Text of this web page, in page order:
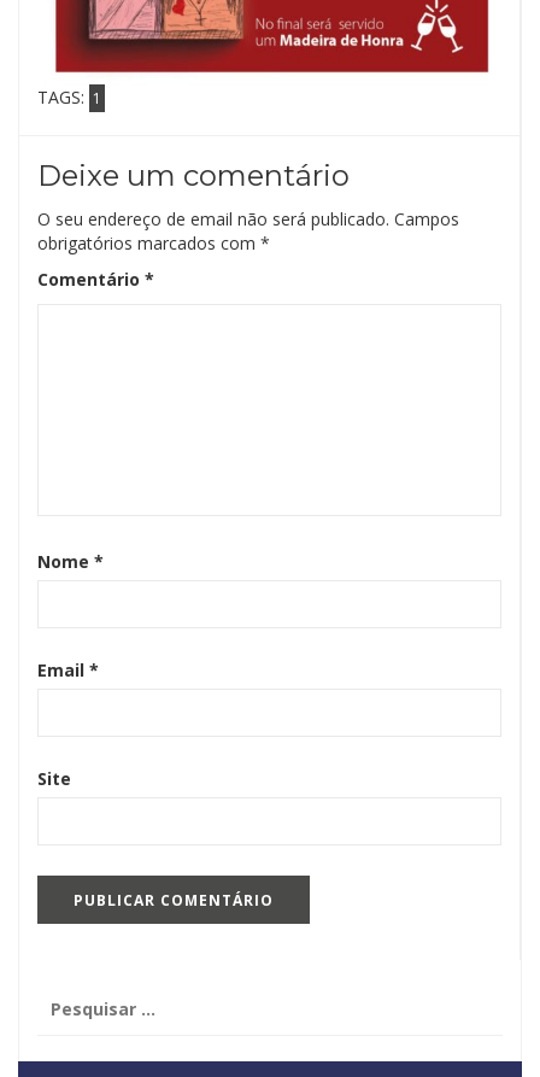
TAGS: 1
Deixe um comentário
O seu endereço de email não será publicado. Campos
obrigatórios marcados com *
Comentário *
Nome *
Email *
Site
por: